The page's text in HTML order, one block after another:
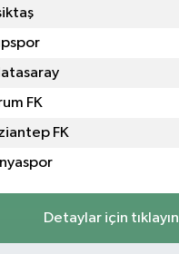
FK
FK
Detaylar için tıklayın